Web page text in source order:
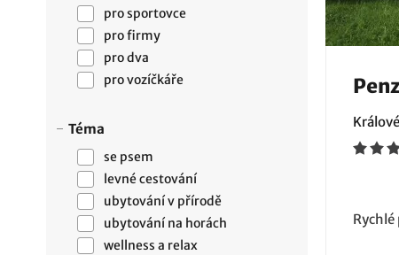
pro sportovce
pro firmy
pro dva
pro vozíčkáře
Téma
se psem
levné cestování
ubytování v přírodě
ubytování na horách
wellness a relax
Rychlé